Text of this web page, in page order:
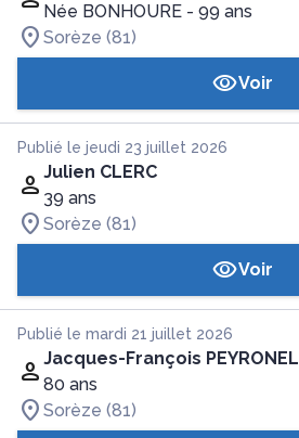
Née BONHOURE - 99 ans
Sorèze (81)
Voir
Publié le jeudi 23 juillet 2026
Julien CLERC
39 ans
Sorèze (81)
Voir
Publié le mardi 21 juillet 2026
Jacques-François PEYRONEL
80 ans
Sorèze (81)